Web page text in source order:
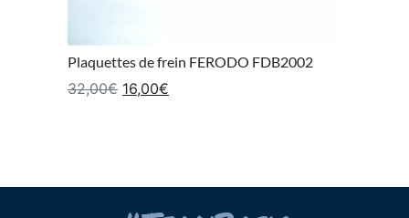
Plaquettes de frein FERODO FDB2002
32,00€ Le prix initial était : 32,00€.
16,00€